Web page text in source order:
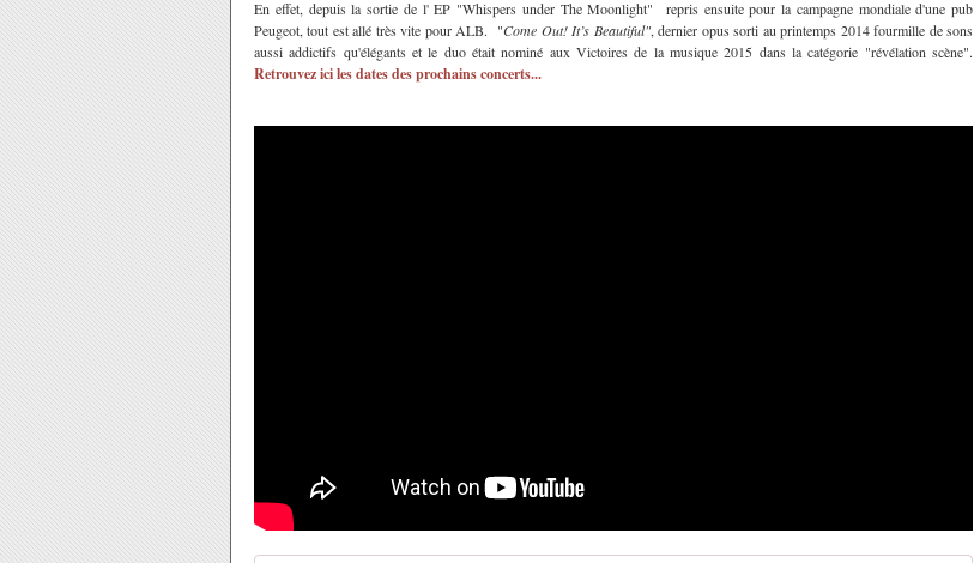
En effet, depuis la sortie de l' EP "Whispers under The Moonlight" repris ensuite pour la campagne mondiale d'une pub
Peugeot, tout est allé très vite pour ALB. "Come Out! It’s Beautiful", dernier opus sorti au printemps 2014 fourmille de sons
aussi addictifs qu'élégants et le duo était nominé aux Victoires de la musique 2015 dans la catégorie "révélation scène".
Retrouvez ici les dates des prochains concerts...